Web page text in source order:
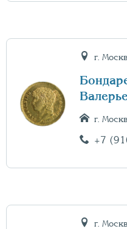
г.
г.
+7
г.